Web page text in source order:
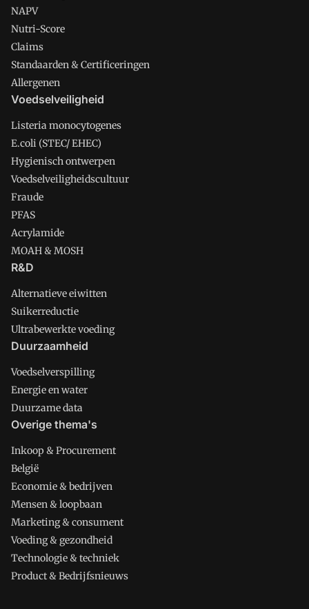
NAPV
Nutri-Score
Claims
Standaarden & Certificeringen
Allergenen
Voedselveiligheid
Listeria monocytogenes
E.coli (STEC/ EHEC)
Hygienisch ontwerpen
Voedselveiligheidscultuur
Fraude
PFAS
Acrylamide
MOAH & MOSH
R&D
Alternatieve eiwitten
Suikerreductie
Ultrabewerkte voeding
Duurzaamheid
Voedselverspilling
Energie en water
Duurzame data
Overige thema's
Inkoop & Procurement
België
Economie & bedrijven
Mensen & loopbaan
Marketing & consument
Voeding & gezondheid
Technologie & techniek
Product & Bedrijfsnieuws